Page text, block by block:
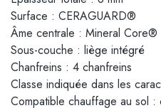
Surface : CERAGUARD®
Âme centrale : Mineral Core®
Sous-couche : liège intégré
Chanfreins : 4 chanfreins
Classe indiquée dans les
Compatible chauffage au sol